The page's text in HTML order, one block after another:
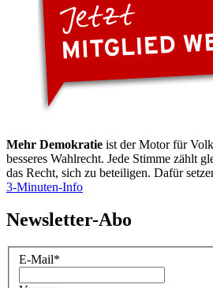
Mehr Demokratie ist der Motor für
besseres Wahlrecht. Jede Stimme zählt
das Recht, sich zu beteiligen. Dafür
3-Minuten-Info
Newsletter-Abo
E-Mail*